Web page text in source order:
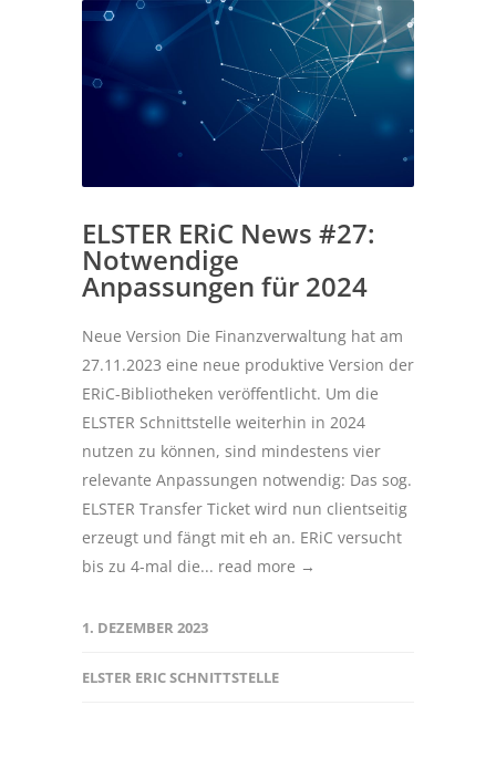
ELSTER ERiC News #27:
Notwendige
Anpassungen für 2024
Neue Version Die Finanzverwaltung hat am
27.11.2023 eine neue produktive Version der
ERiC-Bibliotheken veröffentlicht. Um die
ELSTER Schnittstelle weiterhin in 2024
nutzen zu können, sind mindestens vier
relevante Anpassungen notwendig: Das sog.
ELSTER Transfer Ticket wird nun clientseitig
erzeugt und fängt mit eh an. ERiC versucht
bis zu 4-mal die... read more →
1. DEZEMBER 2023
ELSTER ERIC SCHNITTSTELLE